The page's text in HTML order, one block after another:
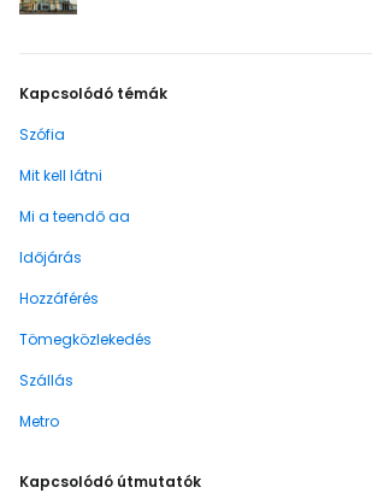
Kapcsolódó témák
Szófia
Mit kell látni
Mi a teendő aa
Időjárás
Hozzáférés
Tömegközlekedés
Szállás
Metro
Kapcsolódó útmutatók